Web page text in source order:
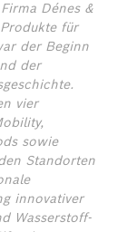
Dénes &
für
der Beginn
der
vier
sowie
Standorten
innovativer
Wasserstoff-